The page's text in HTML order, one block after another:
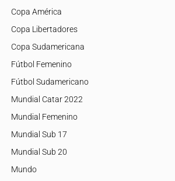
Copa América
Copa Libertadores
Copa Sudamericana
Fútbol Femenino
Fútbol Sudamericano
Mundial Catar 2022
Mundial Femenino
Mundial Sub 17
Mundial Sub 20
Mundo